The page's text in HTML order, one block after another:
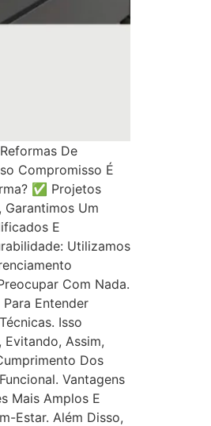
De
Compromisso É
✅ Projetos
Garantimos Um
E
Utilizamos
Com Nada.
Entender
Isso
Assim,
Dos
Vantagens
Mais Amplos E
Estar. Além Disso,